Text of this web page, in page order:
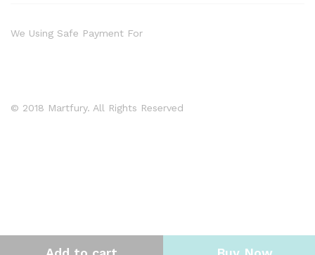
© 2018 Martfury. All Rights Reserved
We Using Safe Payment For